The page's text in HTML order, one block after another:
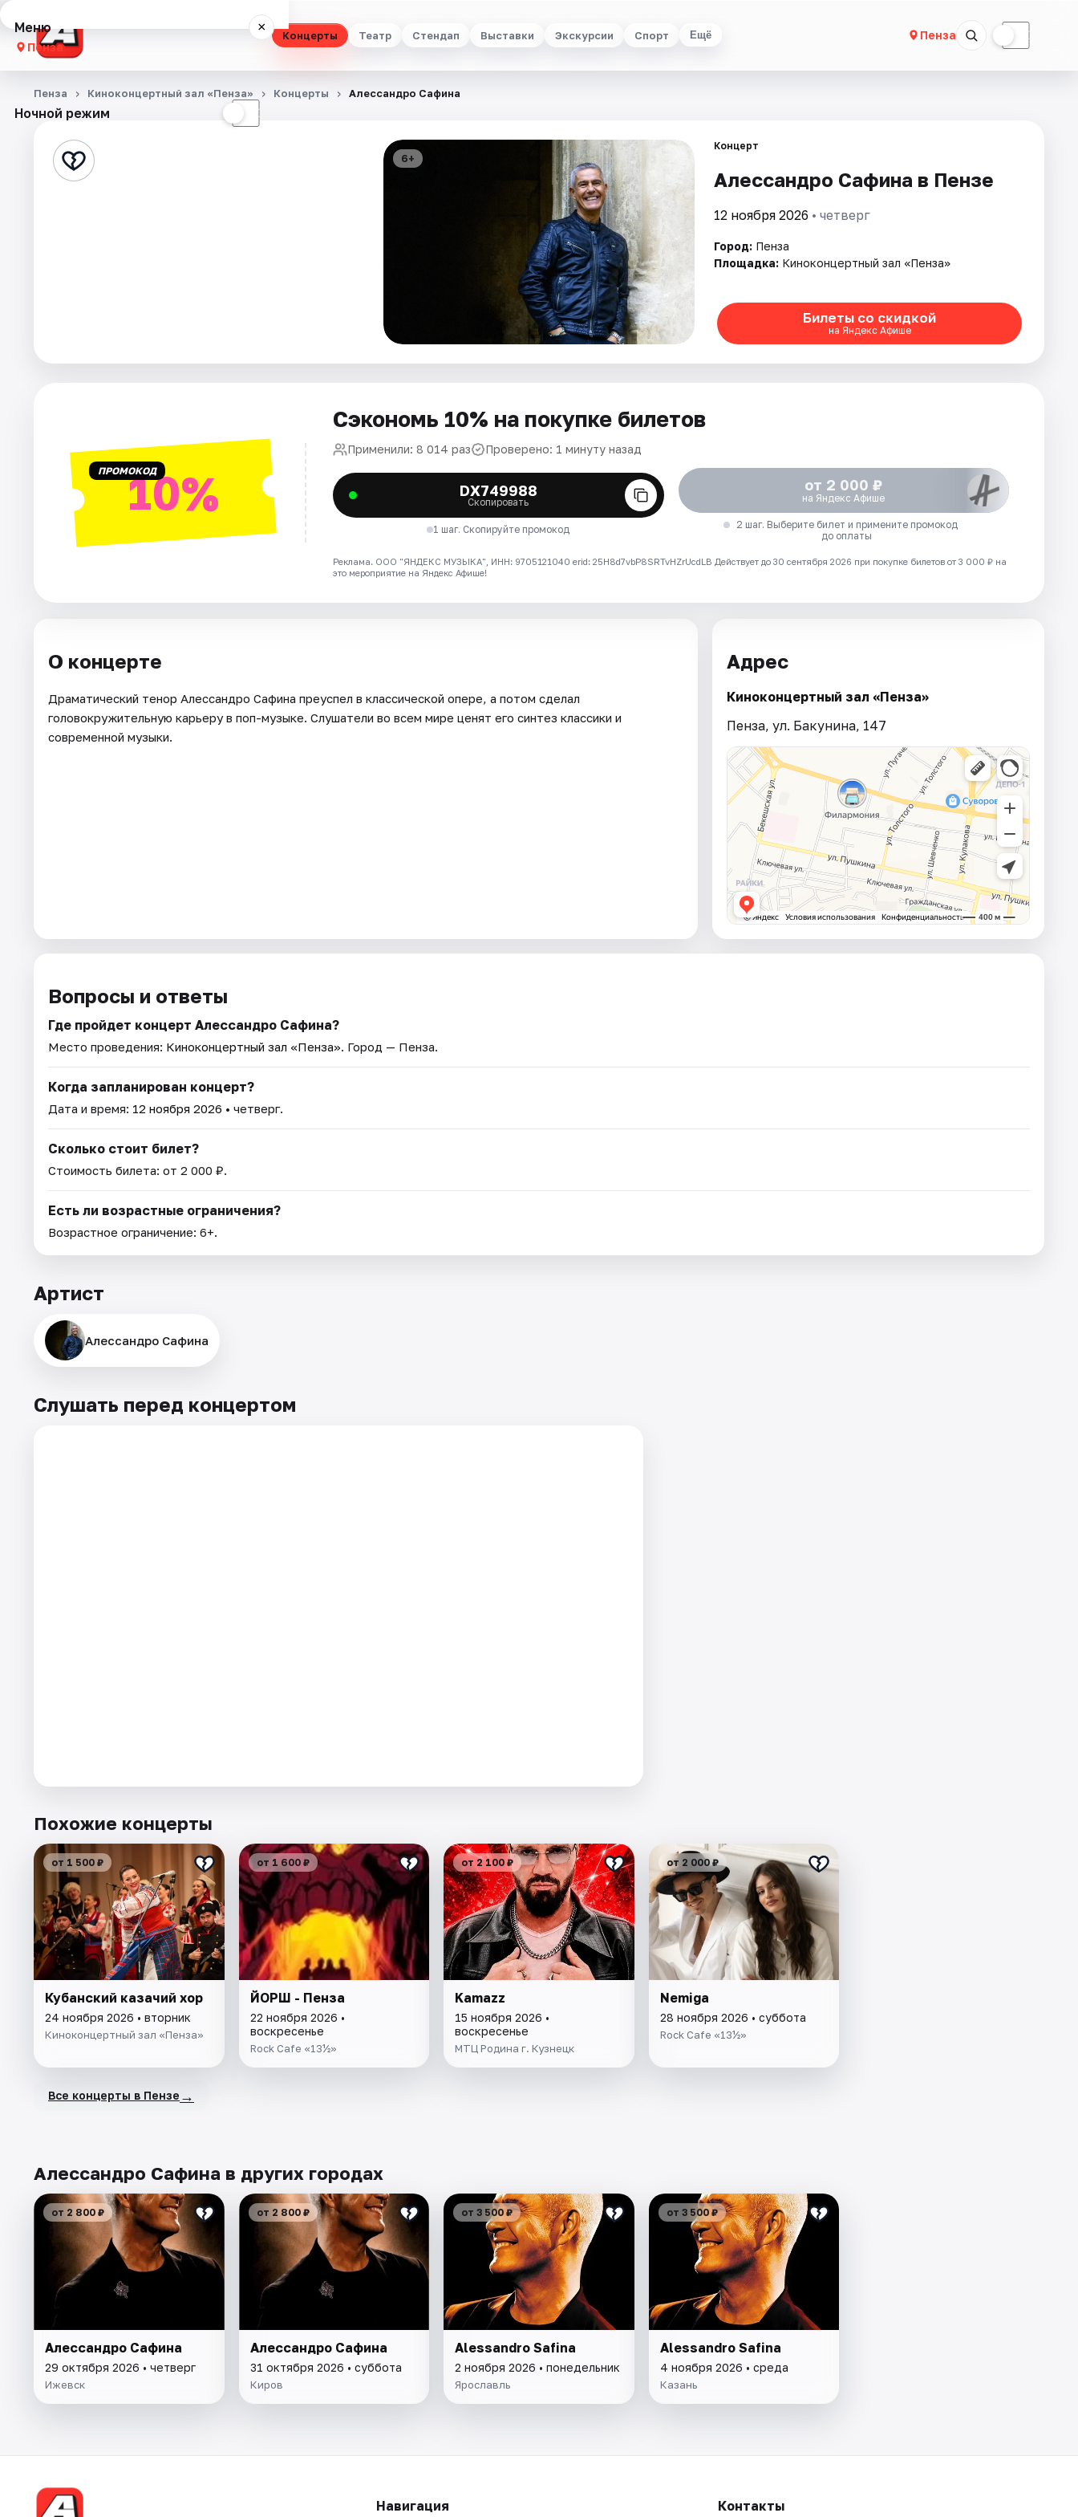
Концерты Театр Стендап Выставки Экскурсии Спорт Ещё Пенза ☾
Меню ×
Пенза
Концерты
Стендап
Города
Рейтинги
Ночной режим ☾
Пенза Киноконцертный зал «Пенза» Концерты Алессандро Сафина
6+
Концерт
Алессандро Сафина в Пензе
12 ноября 2026 • четверг
Город: Пенза
Площадка: Киноконцертный зал «Пенза»
Билеты со скидкой
на Яндекс Афише
ПРОМОКОД10%
Сэкономь 10% на покупке билетов
Применили: 8 014 раз Проверено: 1 минуту назад
DX749988
Скопировать
1 шаг. Скопируйте промокод
от 2 000 ₽
на Яндекс Афише
2 шаг. Выберите билет и примените промокод
до оплаты
Реклама. ООО "ЯНДЕКС МУЗЫКА", ИНН: 9705121040 erid: 25H8d7vbP8SRTvHZrUcdLB Действует до 30 сентября 2026 при покупке билетов от 3 000 ₽ на
это мероприятие на Яндекс Афише!
О концерте
Драматический тенор Алессандро Сафина преуспел в классической опере, а потом сделал
головокружительную карьеру в поп-музыке. Слушатели во всем мире ценят его синтез классики и
современной музыки.
Адрес
Киноконцертный зал «Пенза»
Пенза, ул. Бакунина, 147
Вопросы и ответы
Где пройдет концерт Алессандро Сафина?
Место проведения: Киноконцертный зал «Пенза». Город — Пенза.
Когда запланирован концерт?
Дата и время: 12 ноября 2026 • четверг.
Сколько стоит билет?
Стоимость билета: от 2 000 ₽.
Есть ли возрастные ограничения?
Возрастное ограничение: 6+.
Артист
Алессандро Сафина
Слушать перед концертом
Похожие концерты
от 1 500 ₽
Кубанский казачий хор
24 ноября 2026 • вторник
Киноконцертный зал «Пенза»
от 1 600 ₽
ЙОРШ - Пенза
22 ноября 2026 •
воскресенье
Rock Cafe «13½»
от 2 100 ₽
Kamazz
15 ноября 2026 •
воскресенье
МТЦ Родина г. Кузнецк
от 2 000 ₽
Nemiga
28 ноября 2026 • суббота
Rock Cafe «13½»
Все концерты в Пензе →
Алессандро Сафина в других городах
от 2 800 ₽
Алессандро Сафина
29 октября 2026 • четверг
Ижевск
от 2 800 ₽
Алессандро Сафина
31 октября 2026 • суббота
Киров
от 3 500 ₽
Alessandro Safina
2 ноября 2026 • понедельник
Ярославль
от 3 500 ₽
Alessandro Safina
4 ноября 2026 • среда
Казань
Навигация Контакты